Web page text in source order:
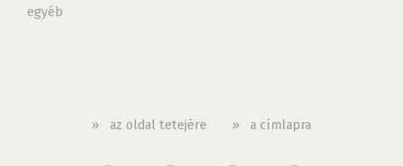
egyéb
» az oldal tetejére » a címlapra